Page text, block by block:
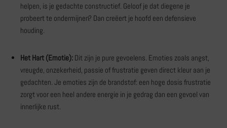
helpen, is je gedachte constructief. Geloof je dat diegene je
probeert te ondermijnen? Dan creëert je hoofd een defensieve
houding.
Het Hart (Emotie): Dit zijn je pure gevoelens. Emoties zoals angst,
vreugde, onzekerheid, passie of frustratie geven direct kleur aan je
gedachten. Je emoties zijn de brandstof: een hoge dosis frustratie
zorgt voor een heel andere energie in je gedrag dan een gevoel van
innerlijke rust.